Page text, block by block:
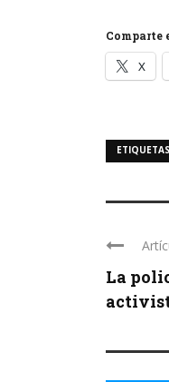
Comparte
X
ETIQUETAS
La